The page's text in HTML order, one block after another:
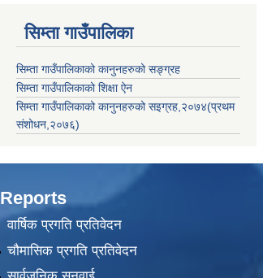
सिम्ता गाउँपालिका
सिम्ता गाउँपालिकाको कानुनहरुको सङ्ग्रह
सिम्ता गाउँपालिकाको शिक्षा ऐन
सिम्ता गाउँपालिकाको कानुनहरुको सइग्रह,२०७४(प्रथम
संशोधन,२०७६)
Reports
वार्षिक प्रगति प्रतिवेदन
चौमासिक प्रगति प्रतिवेदन